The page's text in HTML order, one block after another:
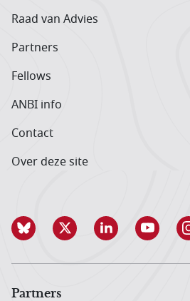
Raad van Advies
Partners
Fellows
ANBI info
Contact
Over deze site
Partners